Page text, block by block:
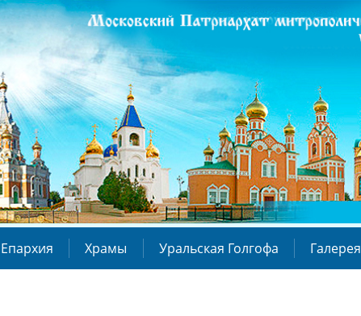
Епархия Храмы Уральская Голгофа Галерея